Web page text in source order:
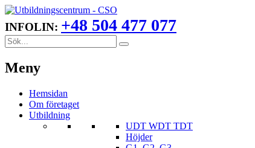
INFOLIN: +48 504 477 077
Meny
Hemsidan
Om företaget
Utbildning
UDT WDT TDT
Höjder